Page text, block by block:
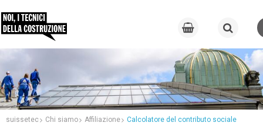
suissetec Chi siamo Affiliazione Calcolatore del contributo sociale